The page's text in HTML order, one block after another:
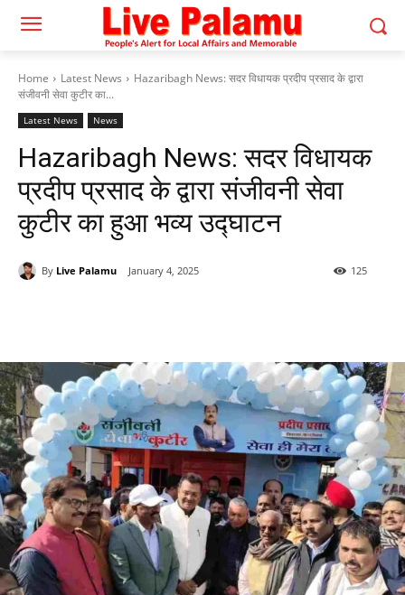
Home Latest News
Hazaribagh News: सदर विधायक प्रदीप प्रसाद के द्वारा
संजीवनी सेवा कुटीर का...
Latest News News
Hazaribagh News: सदर विधायक
प्रदीप प्रसाद के द्वारा संजीवनी सेवा
कुटीर का हुआ भव्य उद्घाटन
By Live Palamu January 4, 2025 125